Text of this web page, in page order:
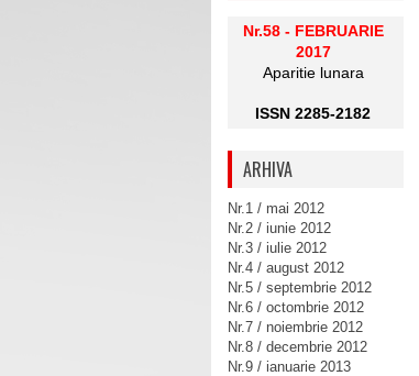
Nr.58 - FEBRUARIE
2017
Aparitie lunara
ISSN 2285-2182
ARHIVA
Nr.1 / mai 2012
Nr.2 / iunie 2012
Nr.3 / iulie 2012
Nr.4 / august 2012
Nr.5 / septembrie 2012
Nr.6 / octombrie 2012
Nr.7 / noiembrie 2012
Nr.8 / decembrie 2012
Nr.9 / ianuarie 2013